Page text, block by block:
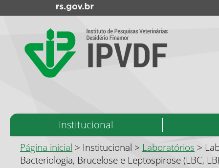
Início
menu
Institucional
conteúdo
Página inicial > Institucional > Laboratórios >
Bacteriologia, Brucelose e Leptospirose (LBC,